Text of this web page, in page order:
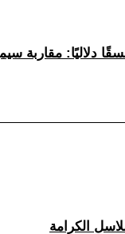
دلاليًا: مقاربة